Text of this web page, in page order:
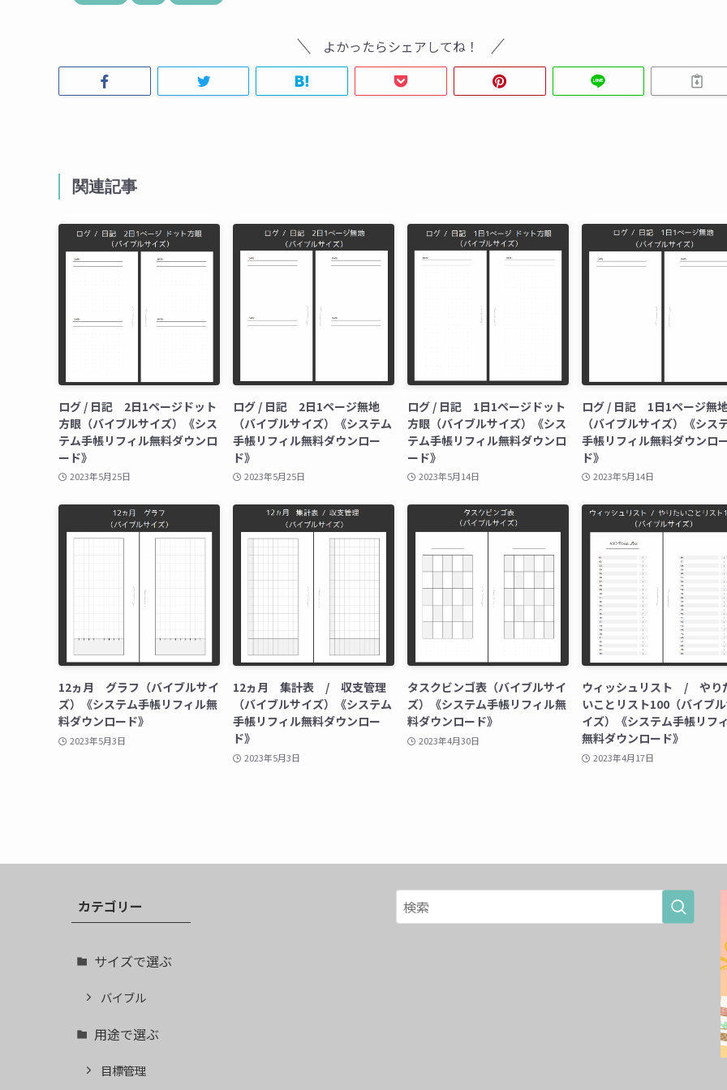
よかったらシェアしてね！
関連記事
ログ / 日記 2日1ページドット
方眼（バイブルサイズ）《シス
テム手帳リフィル無料ダウンロ
ード》
2023年5月25日
ログ / 日記 2日1ページ無地
（バイブルサイズ）《システム
手帳リフィル無料ダウンロー
ド》
2023年5月25日
ログ / 日記 1日1ページドット
方眼（バイブルサイズ）《シス
テム手帳リフィル無料ダウンロ
ード》
2023年5月14日
ログ / 日記 1日1ページ無
（バイブルサイズ）《シス
手帳リフィル無料ダウンロ
ド》
2023年5月14日
12ヵ月 グラフ（バイブルサイ
ズ）《システム手帳リフィル無
料ダウンロード》
2023年5月3日
12ヵ月 集計表 / 収支管理
（バイブルサイズ）《システム
手帳リフィル無料ダウンロー
ド》
2023年5月3日
タスクビンゴ表（バイブルサイ
ズ）《システム手帳リフィル無
料ダウンロード》
2023年4月30日
ウィッシュリスト / やり
いことリスト100（バイブ
イズ）《システム手帳リフ
無料ダウンロード》
2023年4月17日
カテゴリー
サイズで選ぶ
バイブル
用途で選ぶ
目標管理